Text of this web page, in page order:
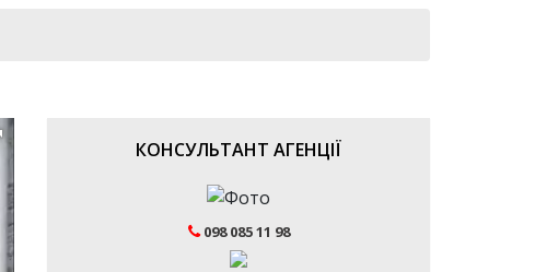
КОНСУЛЬТАНТ АГЕНЦІЇ
098 085 11 98